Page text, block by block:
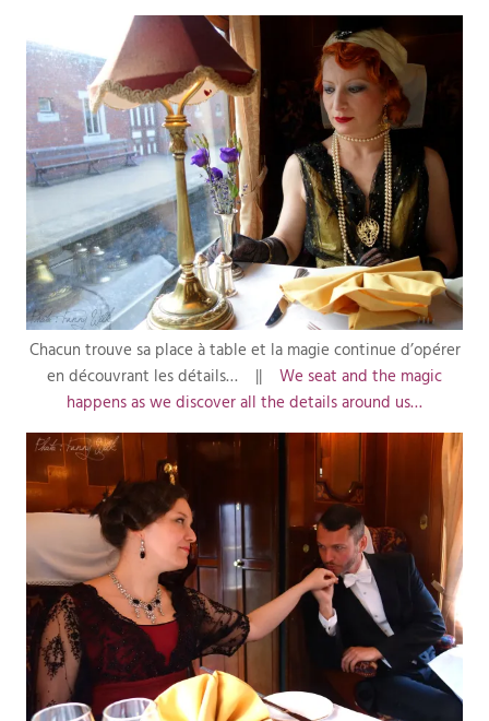
Chacun trouve sa place à table et la magie continue d’opérer
en découvrant les détails… || We seat and the magic
happens as we discover all the details around us…